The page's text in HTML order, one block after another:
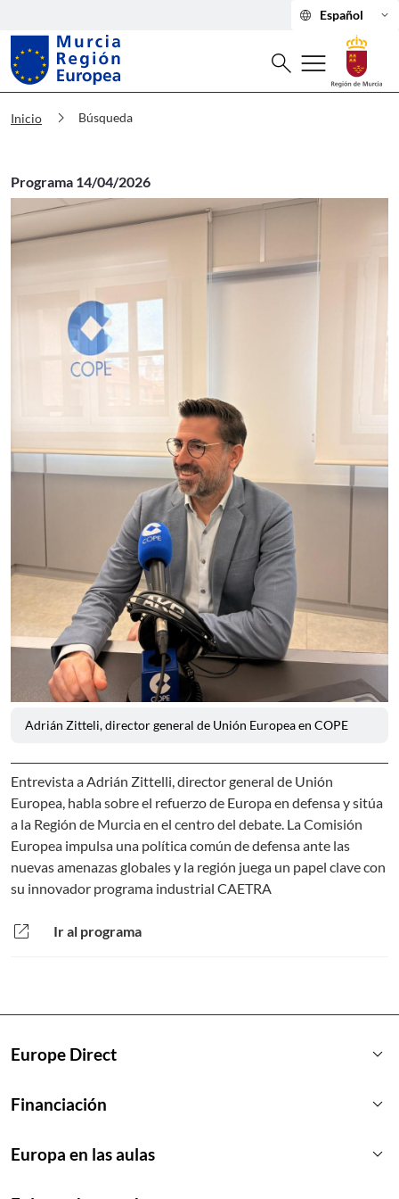
language Español keyboard_arrow_down
Murcia Región Europea Búsqueda
Buscar
search menu
Inicio chevron_right Búsqueda
Programa 14/04/2026
Adrián Zitteli, director general de Unión Europea en COPE
Entrevista a Adrián Zittelli, director general de Unión
Europea, habla sobre el refuerzo de Europa en defensa y sitúa
a la Región de Murcia en el centro del debate. La Comisión
Europea impulsa una política común de defensa ante las
nuevas amenazas globales y la región juega un papel clave con
su innovador programa industrial CAETRA
open_in_new Ir al programa
Europe Direct keyboard_arrow_down
Financiación keyboard_arrow_down
Europa en las aulas keyboard_arrow_down